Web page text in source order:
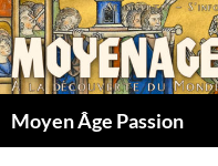
Aller
au
contenu
Moyen Âge Passion